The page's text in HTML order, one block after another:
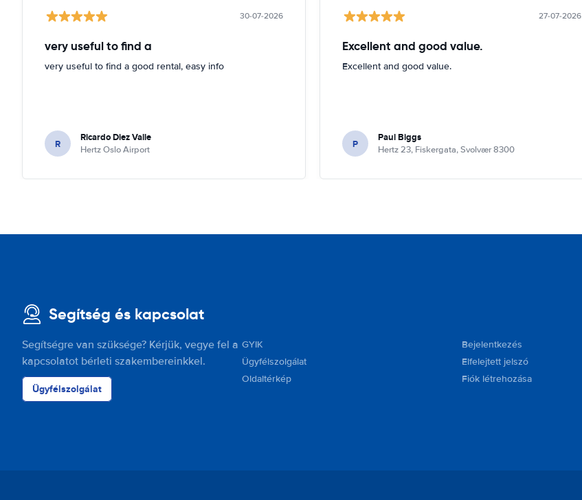
30-07-2026
very useful to find a
very useful to find a good rental, easy info
R Ricardo Diez Valle
Hertz Oslo Airport
27-07-2026
Excellent and good value.
Excellent and good value.
P Paul Biggs
Hertz 23, Fiskergata, Svolvær 8300
Segítség és kapcsolat
Segítségre van szüksége? Kérjük, vegye fel a
kapcsolatot bérleti szakembereinkkel.
Ügyfélszolgálat
GYIK
Ügyfélszolgálat
Oldaltérkép
Bejelentkezés
Elfelejtett jelszó
Fiók létrehozása